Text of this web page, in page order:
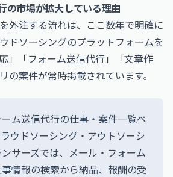
の市場が拡大している理由
外注する流れは、ここ数年で明確に
ドソーシングのプラットフォームを
」「フォーム送信代行」「文章作
の案件が常時掲載されています。
ム送信代行の仕事・案件一覧ペ
ウドソーシング・アウトソーシ
サーズでは、メール・フォーム
情報の検索から納品、報酬の受